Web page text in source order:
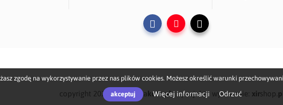
FacebookYouTube
copyright 2026prezent dla kota.pl projekt i wykonanie: xirshop. pl
zgodę na wykorzystywanie przez nas plików cookies. Możesz określić warunki
akceptuj Więcej informacji Odrzuć